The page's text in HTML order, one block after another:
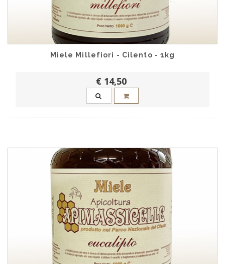
Miele Millefiori - Cilento - 1kg
€ 14,50